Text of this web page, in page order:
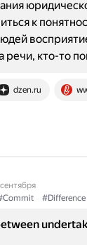
dzen.ru
к
речи, кто-то
#Difference